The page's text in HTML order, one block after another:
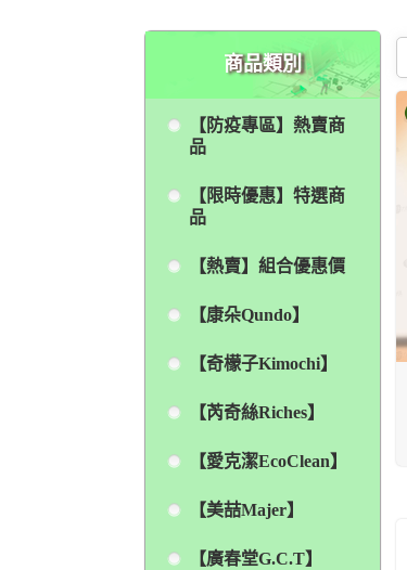
商品類別
【防疫專區】熱賣商
品
【限時優惠】特選商
品
【熱賣】組合優惠價
【康朵Qundo】
【奇檬子Kimochi】
【芮奇絲Riches】
【愛克潔EcoClean】
【美喆Majer】
【廣春堂G.C.T】